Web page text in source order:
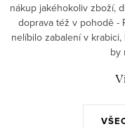
nákup jakéhokoliv zboží,
doprava též v pohodě -
nelíbilo zabalení v
by